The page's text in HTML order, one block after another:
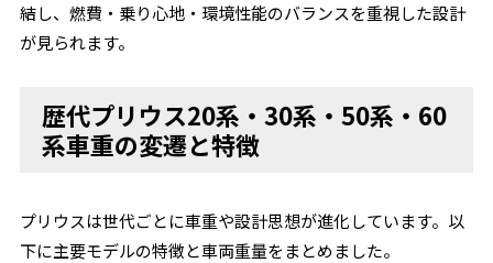
結し、燃費・乗り心地・環境性能のバランスを重視した設計
が見られます。
歴代プリウス20系・30系・50系・60
系車重の変遷と特徴
プリウスは世代ごとに車重や設計思想が進化しています。以
下に主要モデルの特徴と車両重量をまとめました。